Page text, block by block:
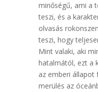
minőségű, ami a
teszi, és a
olvasás
teszi, hogy
Mint valaki, aki
hatalmától, ezt a
az emberi állapot
merülés az